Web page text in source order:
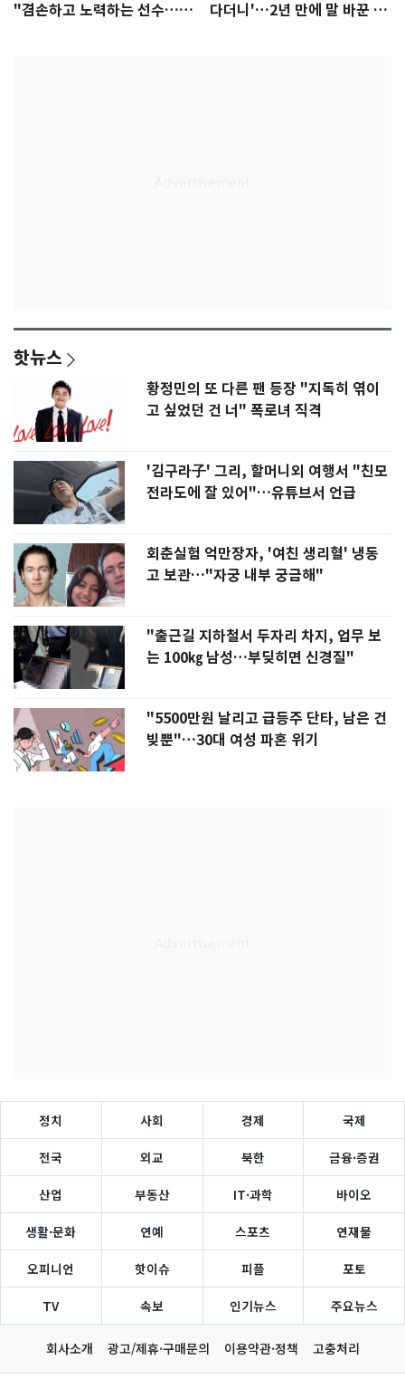
"겸손하고 노력하는 선수…좋
다더니'…2년 만에 말 바꾼 이
핫뉴스
황정민의 또 다른 팬 등장 "지독히 엮이
고 싶었던 건 너" 폭로녀 직격
'김구라子' 그리, 할머니외 여행서 "친모
전라도에 잘 있어"…유튜브서 언급
회춘실험 억만장자, '여친 생리혈' 냉동
고 보관…"자궁 내부 궁금해"
"출근길 지하철서 두자리 차지, 업무 보
는 100㎏ 남성…부딪히면 신경질"
"5500만원 날리고 급등주 단타, 남은 건
빚뿐"…30대 여성 파혼 위기
정치 사회 경제 국제
전국 외교 북한 금융·증권
산업 부동산 IT·과학 바이오
생활·문화 연예 스포츠 연재물
오피니언 핫이슈 피플 포토
TV 속보 인기뉴스 주요뉴스
회사소개 광고/제휴·구매문의 이용약관·정책 고충처리